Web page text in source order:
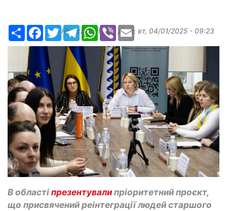
РесурсFacebook
TwitterTelegramWhatsApp
ViberEmail
Надіслав:ilona, дата: вт, 04/01/2025 - 09:23
В областіпрезентувалипріоритетний проєкт,
що присвячений реінтеграції людей старшого